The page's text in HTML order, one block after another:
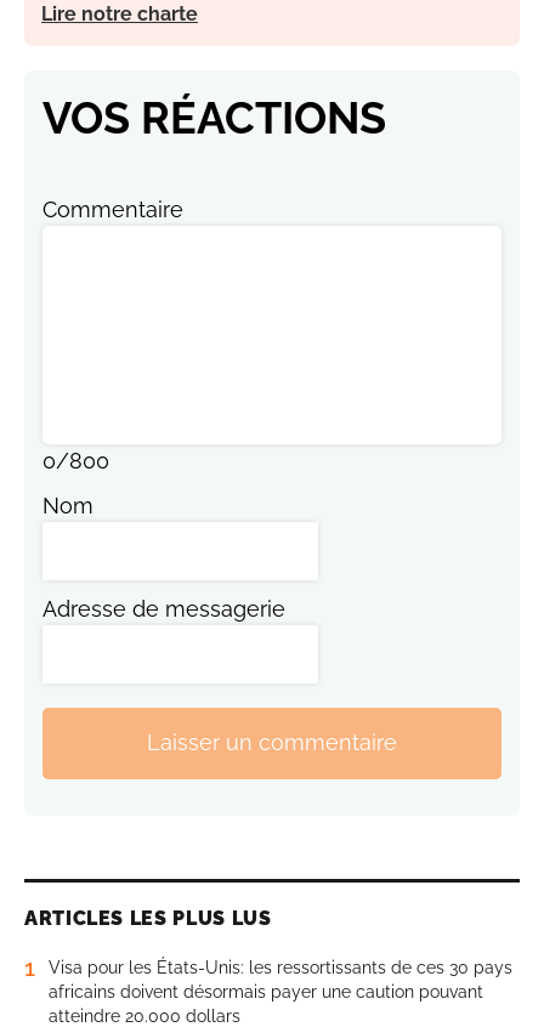
Lire notre charte
VOS RÉACTIONS
Commentaire
0/800
Nom
Adresse de messagerie
Laisser un commentaire
ARTICLES LES PLUS LUS
1
Visa pour les États-Unis: les ressortissants de ces 30 pays
africains doivent désormais payer une caution pouvant
atteindre 20.000 dollars